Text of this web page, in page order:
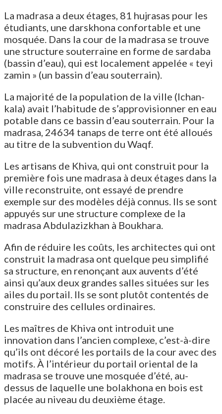
La madrasa a deux étages, 81 hujrasas pour les
étudiants, une darskhona confortable et une
mosquée. Dans la cour de la madrasa se trouve
une structure souterraine en forme de sardaba
(bassin d’eau), qui est localement appelée « teyi
zamin » (un bassin d’eau souterrain).
La majorité de la population de la ville (Ichan-
kala) avait l’habitude de s’approvisionner en eau
potable dans ce bassin d’eau souterrain. Pour la
madrasa, 24634 tanaps de terre ont été alloués
au titre de la subvention du Waqf.
Les artisans de Khiva, qui ont construit pour la
première fois une madrasa à deux étages dans la
ville reconstruite, ont essayé de prendre
exemple sur des modèles déjà connus. Ils se sont
appuyés sur une structure complexe de la
madrasa Abdulazizkhan à Boukhara.
Afin de réduire les coûts, les architectes qui ont
construit la madrasa ont quelque peu simplifié
sa structure, en renonçant aux auvents d’été
ainsi qu’aux deux grandes salles situées sur les
ailes du portail. Ils se sont plutôt contentés de
construire des cellules ordinaires.
Les maîtres de Khiva ont introduit une
innovation dans l’ancien complexe, c’est-à-dire
qu’ils ont décoré les portails de la cour avec des
motifs. À l’intérieur du portail oriental de la
madrasa se trouve une mosquée d’été, au-
dessus de laquelle une bolakhona en bois est
placée au niveau du deuxième étage.